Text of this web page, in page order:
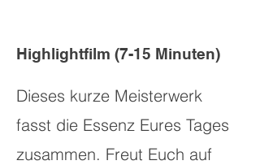
Highlightfilm (7-15 Minuten)
Dieses kurze Meisterwerk
fasst die Essenz Eures Tages
zusammen. Freut Euch auf